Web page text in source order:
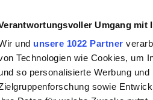
Umgang mit
und unsere 1022 Partner
Technologien wie Cookies, um
so personalisierte Werbung
sowie